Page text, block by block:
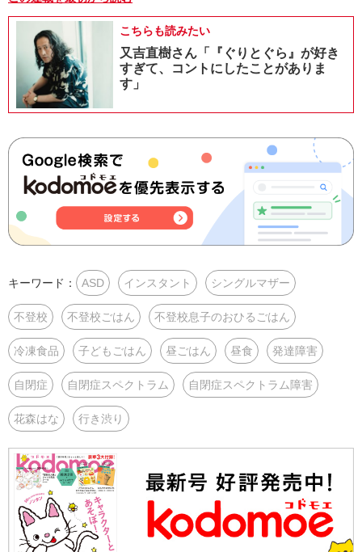
こちらも読みたい
又吉直樹さん「『ぐりとぐら』が好き
すぎて、コントにしたことがありま
す」
キーワード： ASD インスタント シングルマザー
不登校 不登校ごはん 不登校息子のおひるごはん
冷凍食品 子どもごはん 昼ごはん 昼食 発達障害
自閉症 自閉症スペクトラム 自閉症スペクトラム障害
花森はな 行き渋り